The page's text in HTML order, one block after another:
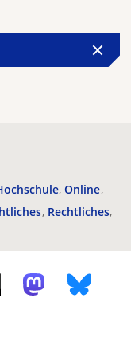
Online
Rechtliches